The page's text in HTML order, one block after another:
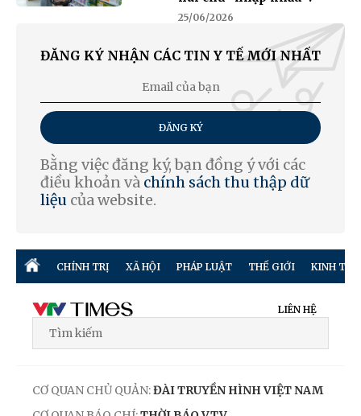
25/06/2026
ĐĂNG KÝ NHẬN CÁC TIN Y TẾ MỚI NHẤT
ĐĂNG KÝ
Bằng việc đăng ký, bạn đồng ý với các
điều khoản và chính sách thu thập dữ
liệu của website.
CHÍNH TRỊ XÃ HỘI PHÁP LUẬT THẾ GIỚI KINH TẾ
LIÊN HỆ
CƠ QUAN CHỦ QUẢN:ĐÀI TRUYỀN HÌNH VIỆT NAM